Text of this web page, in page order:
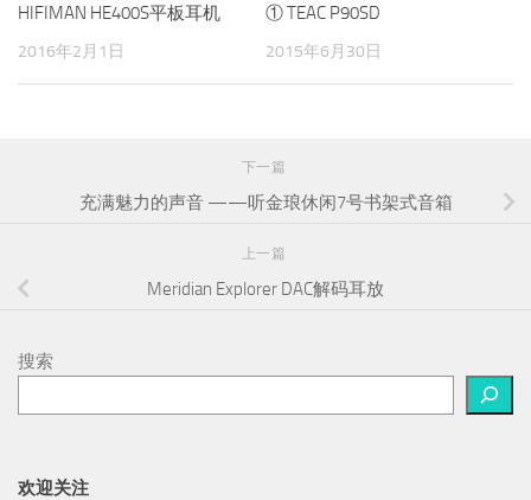
HIFIMAN HE400S平板耳机
2016年2月1日
① TEAC P90SD
2015年6月30日
下一篇
充满魅力的声音 ——听金琅休闲7号书架式音箱
上一篇
Meridian Explorer DAC解码耳放
搜索
欢迎关注